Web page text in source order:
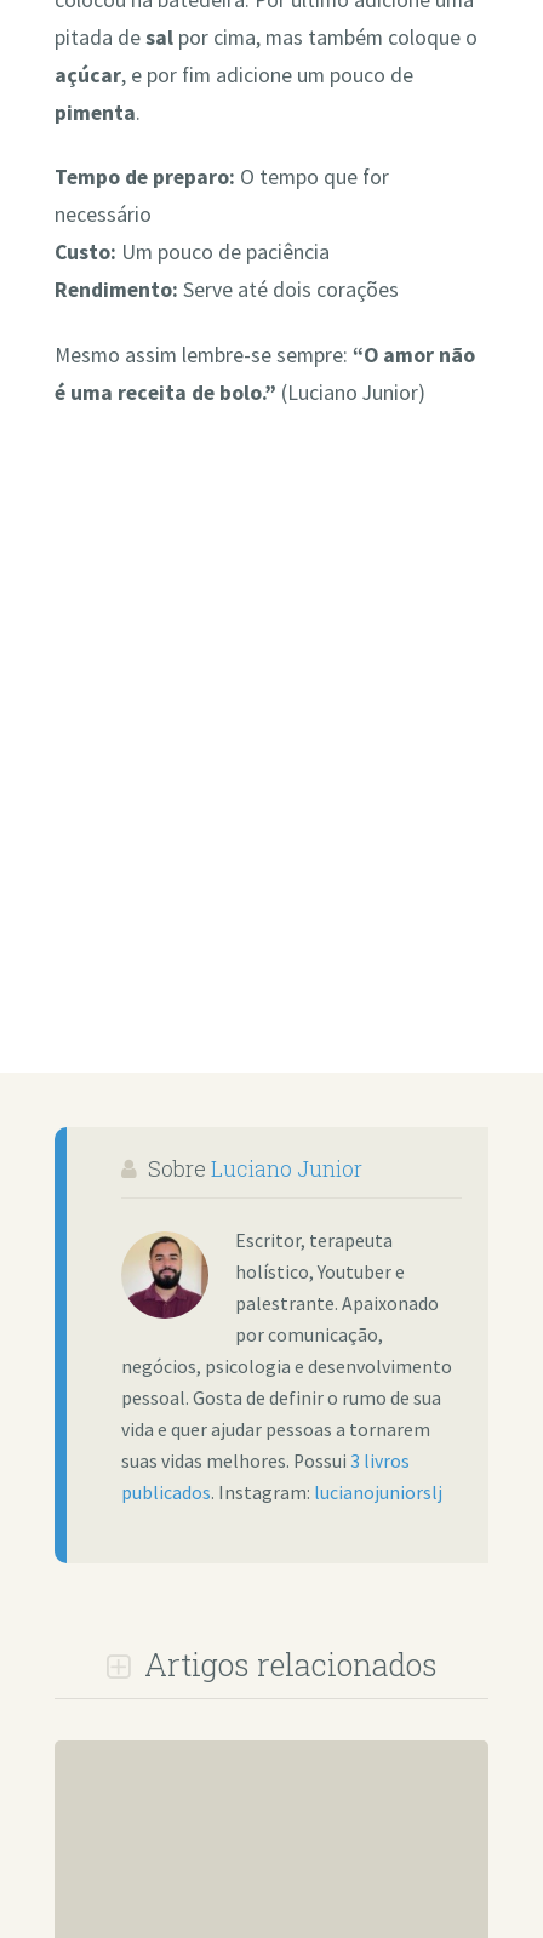
pitada desalpor cima, mas também coloque o
açúcar, e por fim adicione um pouco de
pimenta.
Tempo de preparo: O tempo que for
necessário
Custo: Um pouco de paciência
Rendimento: Serve até dois corações
Mesmo assim lembre-se sempre: “O amor não
é uma receita de bolo.” (Luciano Junior)
Sobre Luciano Junior
Escritor, terapeuta
holístico, Youtuber e
palestrante. Apaixonado
por comunicação,
negócios, psicologia e desenvolvimento
pessoal. Gosta de definir o rumo de sua
vida e quer ajudar pessoas a tornarem
suas vidas melhores. Possui 3 livros
publicados. Instagram: lucianojuniorslj
Artigos relacionados